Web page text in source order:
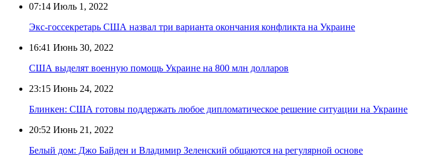
07:14 Июль 1, 2022
Экс-госсекретарь США назвал три варианта окончания конфликта на Украине
16:41 Июнь 30, 2022
США выделят военную помощь Украине на 800 млн долларов
23:15 Июнь 24, 2022
Блинкен: США готовы поддержать любое дипломатическое решение ситуации на Украине
20:52 Июнь 21, 2022
Белый дом: Джо Байден и Владимир Зеленский общаются на регулярной основе